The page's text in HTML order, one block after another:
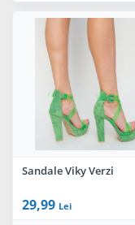
Sandale Viky Verzi
29,99 Lei